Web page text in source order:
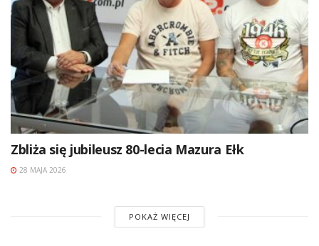
Zbliża się jubileusz 80-lecia Mazura Ełk
28 MAJA 2026
POKAŻ WIĘCEJ